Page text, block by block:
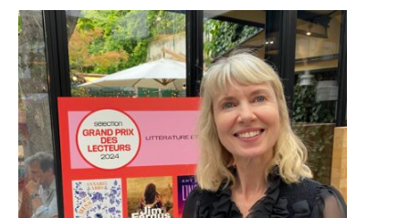
HISTOIRE & PATRIMOINE
ART & CULTURE
JEUNESSE
TERRES D’OUTRE-MER
ART & CULTURE
HISTOIRE & PATRIMOINE